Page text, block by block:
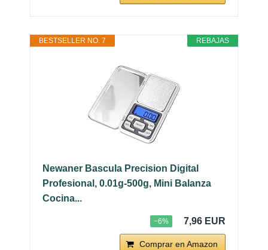
REBAJAS
BESTSELLER NO. 7
Newaner Bascula Precision Digital
Profesional, 0.01g-500g, Mini Balanza
Cocina...
−6% 7,96 EUR
Comprar en Amazon